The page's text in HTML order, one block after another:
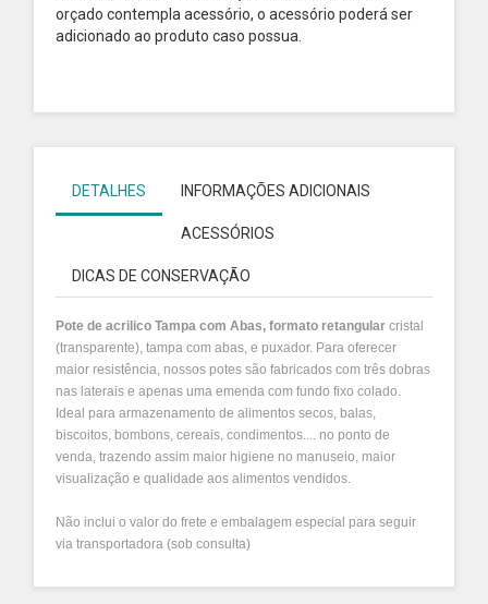
orçado contempla acessório, o acessório poderá ser
adicionado ao produto caso possua.
DETALHES INFORMAÇÕES ADICIONAIS
ACESSÓRIOS
DICAS DE CONSERVAÇÃO
Pote de acrilico Tampa com Abas, formato retangular cristal
(transparente), tampa com abas, e puxador. Para oferecer
maior resistência, nossos potes são fabricados com três dobras
nas laterais e apenas uma emenda com fundo fixo colado.
Ideal para armazenamento de alimentos secos, balas,
biscoitos, bombons, cereais, condimentos.... no ponto de
venda, trazendo assim maior higiene no manuseio, maior
visualização e qualidade aos alimentos vendidos.
Não inclui o valor do frete e embalagem especial para seguir
via transportadora (sob consulta)